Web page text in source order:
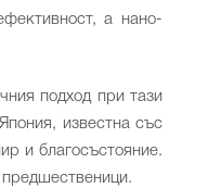
а нано-
подход при тази
известна със
и благосъстояние.
предшественици.